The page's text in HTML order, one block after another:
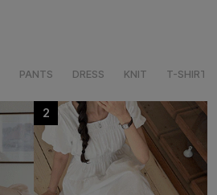
PANTS DRESS KNIT T-SHIRT